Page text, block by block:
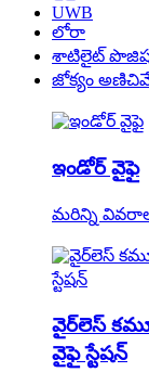
UWB
లోరా
శాటిలైట్
జోక్యం
ఇండోర్ వైఫై
మరిన్ని
వైర్‌లెస్
వైఫై స్టేషన్